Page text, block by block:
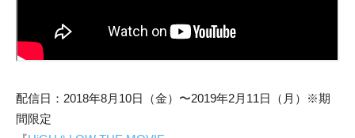
配信日：2018年8月10日（金）〜2019年2月11日（月）※期
間限定